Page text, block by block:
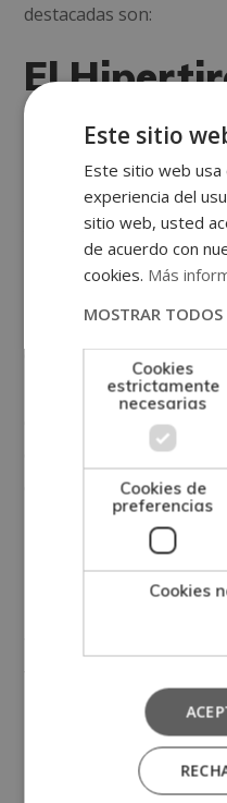
destacadas son:
El
Ocurre cuando la
hormonas tiroideas,
problemas como
y palpitaciones del
El
Como veíamos
producen suficientes
consecuencia,
estreñimiento, la
dificultad para
El bocio
Hablamos de bocio
tamaño mayor al
puede causar
En cuanto a su
Este sitio
Este sitio web
experiencia del
sitio web, usted
de acuerdo con
cookies. Más
MOSTRAR TODOS
Cookies
estrictamente
necesarias
Cookies de
preferencias
Cookies